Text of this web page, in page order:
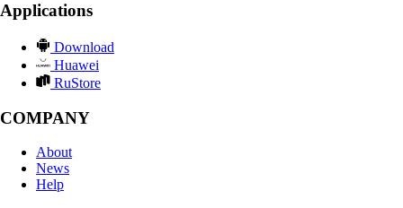
Applications
Download
Huawei
RuStore
COMPANY
About
News
Help